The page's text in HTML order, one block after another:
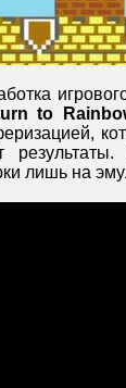
to
лишь на